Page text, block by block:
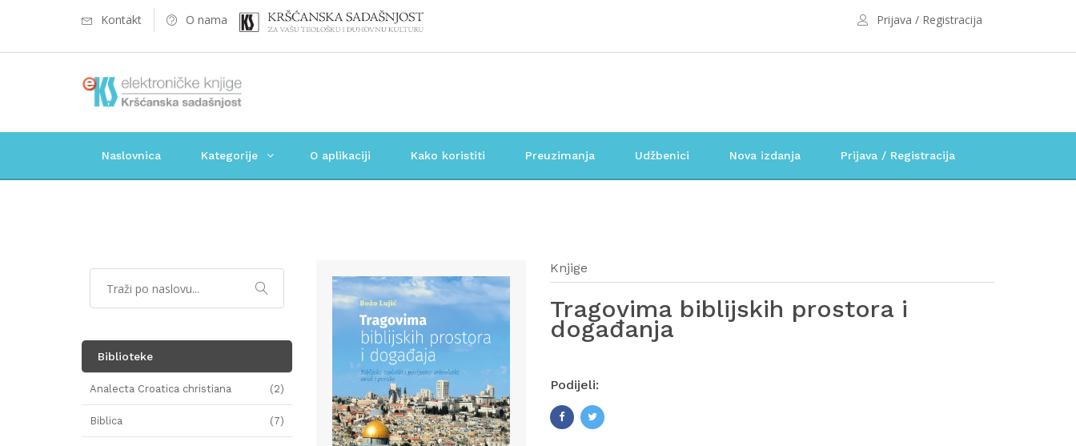
Kontakt O nama Prijava / Registracija
Naslovnica Kategorije O aplikaciji Kako koristiti Preuzimanja Udžbenici Nova izdanja Prijava / Registracija
Knjige
Tragovima biblijskih prostora i
događanja
Podijeli:
Biblioteke
Analecta Croatica christiana (2)
Biblica (7)